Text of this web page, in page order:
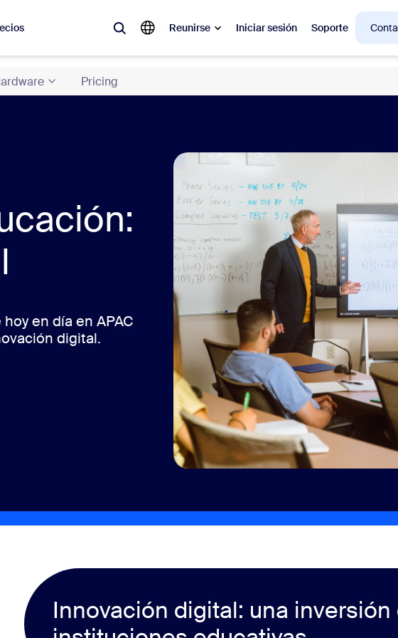
Reunirse Iniciar sesión Soporte
Rooms
Canvas
de contacto Información de CX
Pricing
en día en APAC
digital.
las instituciones educativas
Innovación digital: una inversión